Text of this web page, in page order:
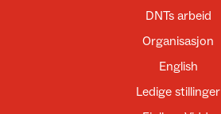
DNTs arbeid
Organisasjon
English
Ledige stillinger